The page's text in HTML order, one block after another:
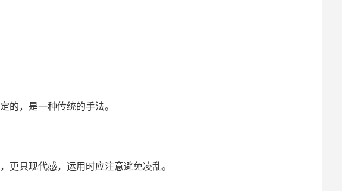
的，是一种传统的手法。
具现代感，运用时应注意避免凌乱。